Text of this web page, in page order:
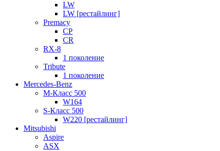
LW
LW [рестайлинг]
Premacy
CP
CR
RX-8
1 поколение
Tribute
1 поколение
Mercedes-Benz
M-Класс 500
W164
S-Класс 500
W220 [рестайлинг]
Mitsubishi
Aspire
ASX